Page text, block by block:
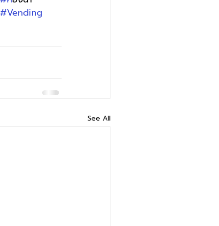
#Vending
See All